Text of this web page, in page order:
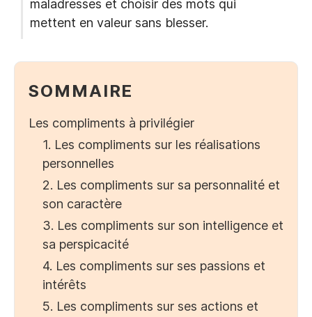
maladresses et choisir des mots qui
mettent en valeur sans blesser.
SOMMAIRE
‍Les compliments à privilégier
1. Les compliments sur les réalisations
personnelles
2. Les compliments sur sa personnalité et
son caractère
3. Les compliments sur son intelligence et
sa perspicacité
4. Les compliments sur ses passions et
intérêts
5. Les compliments sur ses actions et